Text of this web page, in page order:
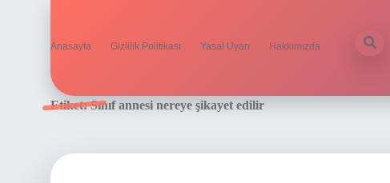
Anasayfa Gizlilik Politikası Yasal Uyarı Hakkımızda
Etiket:Sınıf annesi nereye şikayet edilir